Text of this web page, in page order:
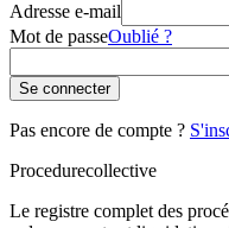
Adresse e-mail
Mot de passeOublié ?
Se connecter
Pas encore de compte ?
Procedurecollective
Le registre complet des